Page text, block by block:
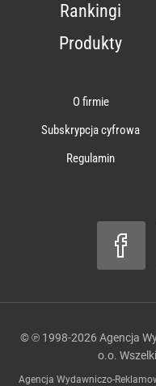
Rankingi
Produkty
O firmie
Subskrypcja cyfrowa
Regulamin
© ℗ 1998-2026 Agencja
o.o.
Agencja Wydawniczo-